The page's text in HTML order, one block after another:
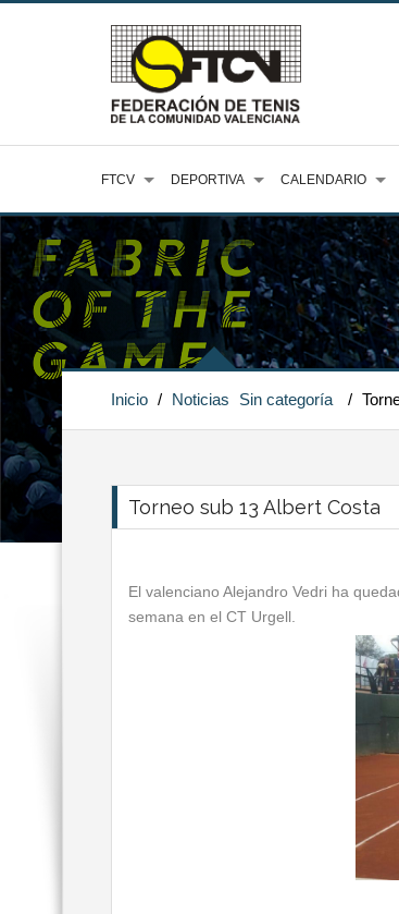
FTCV DEPORTIVA CALENDARIO
Inicio / Noticias Sin categoría /
Torneo sub 13 Albert Costa
El valenciano Alejandro Vedri ha
semana en el CT Urgell.